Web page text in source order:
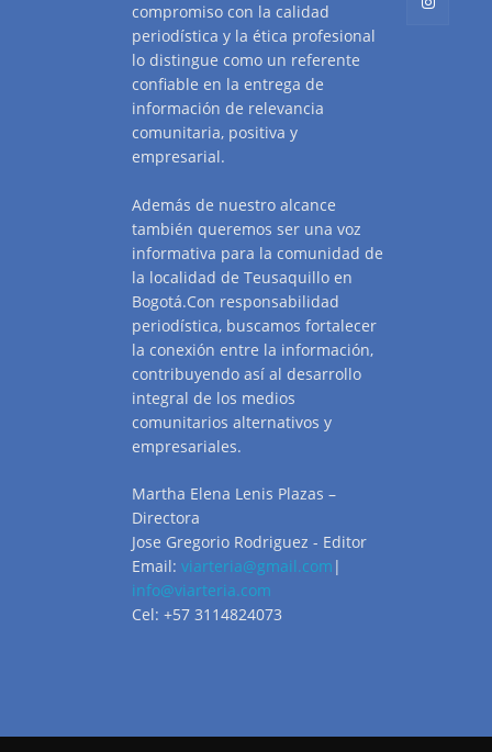
compromiso con la calidad
periodística y la ética profesional
lo distingue como un referente
confiable en la entrega de
información de relevancia
comunitaria, positiva y
empresarial.
Además de nuestro alcance
también queremos ser una voz
informativa para la comunidad de
la localidad de Teusaquillo en
Bogotá.Con responsabilidad
periodística, buscamos fortalecer
la conexión entre la información,
contribuyendo así al desarrollo
integral de los medios
comunitarios alternativos y
empresariales.
Martha Elena Lenis Plazas –
Directora
Jose Gregorio Rodriguez - Editor
Email: viarteria@gmail.com |
info@viarteria.com
Cel: +57 3114824073